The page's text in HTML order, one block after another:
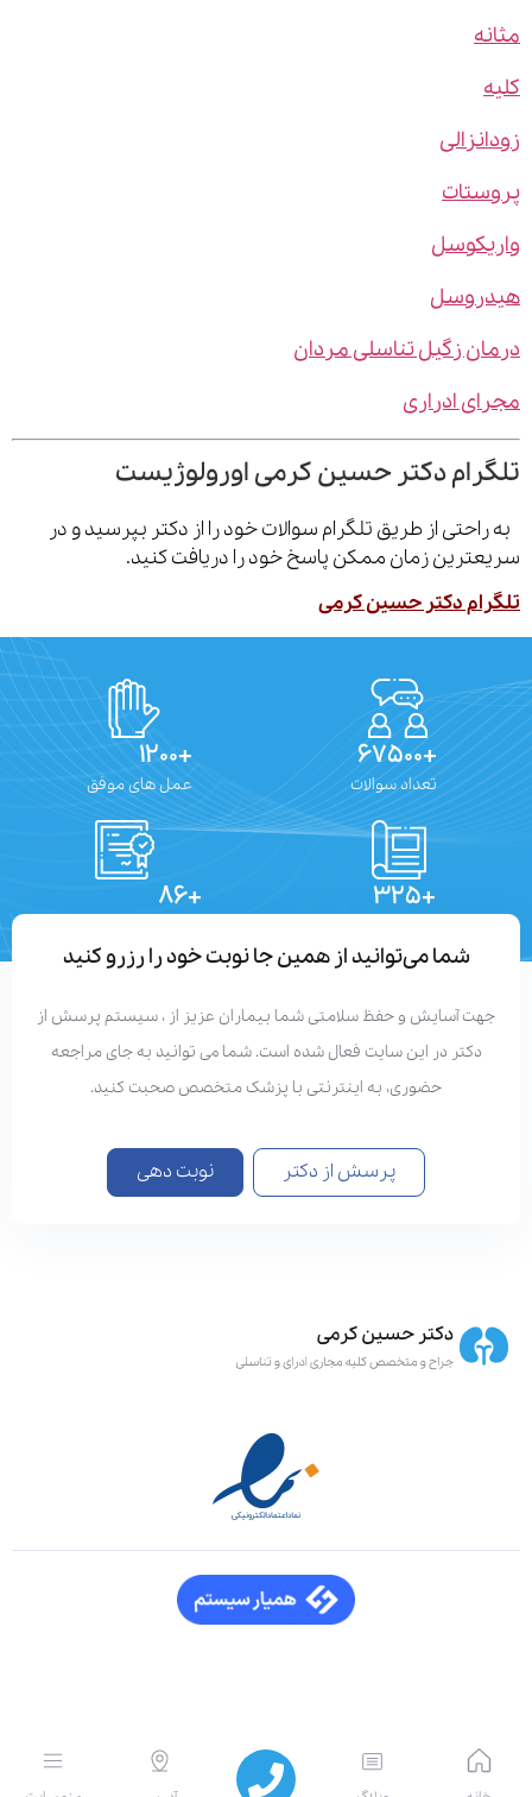
زگیل تناسلی مردان
ادراری
دکتر حسین کرمی اورولوژیست
از طریق تلگرام سوالات خود را از دکتر بپرسید و در
زمان ممکن پاسخ خود را دریافت کنید.
دکتر حسین کرمی
تعداد سوالات عمل های موفق
شما می‌توانید از همین جا نوبت خود را رزرو کنید
آسایش و حفظ سلامتی شما بیماران عزیز از ، سیستم پرسش از
دکتر در این سایت فعال شده است. شما می توانید به جای مراجعه
حضوری، به اینترنتی با پزشک متخصص صحبت کنید.
پرسش از دکتر نوبت دهی